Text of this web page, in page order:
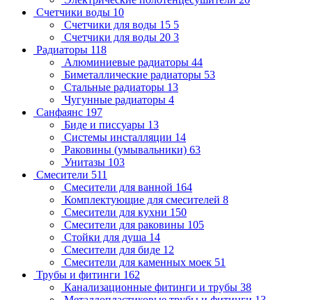
Счетчики воды 10
Счетчики для воды 15 5
Счетчики для воды 20 3
Радиаторы 118
Алюминиевые радиаторы 44
Биметаллические радиаторы 53
Стальные радиаторы 13
Чугунные радиаторы 4
Санфаянс 197
Биде и писсуары 13
Системы инсталляции 14
Раковины (умывальники) 63
Унитазы 103
Смесители 511
Смесители для ванной 164
Комплектующие для смесителей 8
Смесители для кухни 150
Смесители для раковины 105
Стойки для душа 14
Смесители для биде 12
Смесители для каменных моек 51
Трубы и фитинги 162
Канализационные фитинги и трубы 38